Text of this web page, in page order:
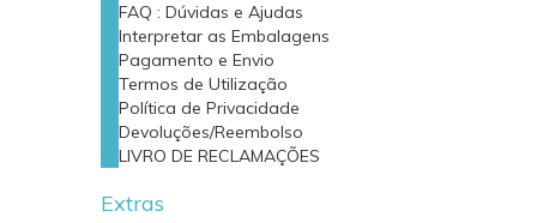
FAQ : Dúvidas e Ajudas
Interpretar as Embalagens
Pagamento e Envio
Termos de Utilização
Política de Privacidade
Devoluções/Reembolso
LIVRO DE RECLAMAÇÕES
Extras